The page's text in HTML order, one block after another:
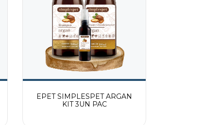
EPET SIMPLESPET ARGAN
KIT 3UN PAC